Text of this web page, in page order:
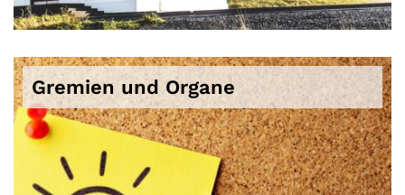
© CC0 1.0 - Public Domain (von pixabay.com)
Gremien und Organe